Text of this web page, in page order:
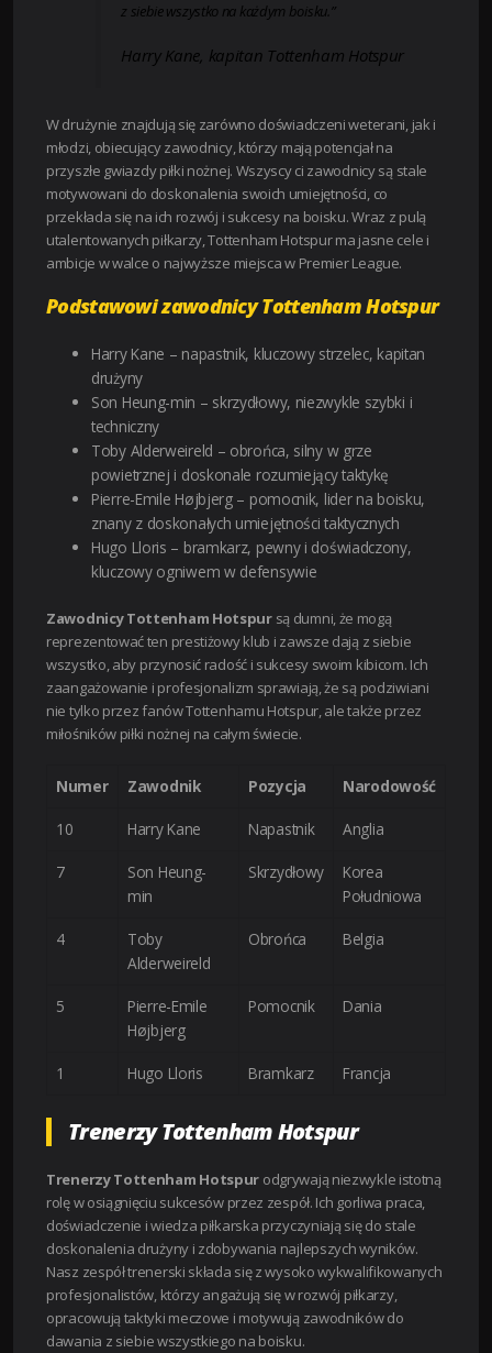
z siebie wszystko na każdym boisku.”
Harry Kane, kapitan Tottenham Hotspur
W drużynie znajdują się zarówno doświadczeni weterani, jak i
młodzi, obiecujący zawodnicy, którzy mają potencjał na
przyszłe gwiazdy piłki nożnej. Wszyscy ci zawodnicy są stale
motywowani do doskonalenia swoich umiejętności, co
przekłada się na ich rozwój i sukcesy na boisku. Wraz z pulą
utalentowanych piłkarzy, Tottenham Hotspur ma jasne cele i
ambicje w walce o najwyższe miejsca w Premier League.
Podstawowi zawodnicy Tottenham Hotspur
Harry Kane – napastnik, kluczowy strzelec, kapitan
drużyny
Son Heung-min – skrzydłowy, niezwykle szybki i
techniczny
Toby Alderweireld – obrońca, silny w grze
powietrznej i doskonale rozumiejący taktykę
Pierre-Emile Højbjerg – pomocnik, lider na boisku,
znany z doskonałych umiejętności taktycznych
Hugo Lloris – bramkarz, pewny i doświadczony,
kluczowy ogniwem w defensywie
Zawodnicy Tottenham Hotspursą dumni, że mogą
reprezentować ten prestiżowy klub i zawsze dają z siebie
wszystko, aby przynosić radość i sukcesy swoim kibicom. Ich
zaangażowanie i profesjonalizm sprawiają, że są podziwiani
nie tylko przez fanów Tottenhamu Hotspur, ale także przez
miłośników piłki nożnej na całym świecie.
Numer Zawodnik Pozycja Narodowość
10 Harry Kane Napastnik Anglia
7
Son Heung-
min
Skrzydłowy
Korea
Południowa
4
Toby
Alderweireld
Obrońca Belgia
5
Pierre-Emile
Højbjerg
Pomocnik Dania
1 Hugo Lloris Bramkarz Francja
Trenerzy Tottenham Hotspur
Trenerzy Tottenham Hotspur odgrywają niezwykle istotną
rolę w osiągnięciu sukcesów przez zespół. Ich gorliwa praca,
doświadczenie i wiedza piłkarska przyczyniają się do stale
doskonalenia drużyny i zdobywania najlepszych wyników.
Nasz zespół trenerski składa się z wysoko wykwalifikowanych
profesjonalistów, którzy angażują się w rozwój piłkarzy,
opracowują taktyki meczowe i motywują zawodników do
dawania z siebie wszystkiego na boisku.